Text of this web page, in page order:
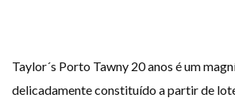
Taylor´s Porto Tawny 20 anos é um
delicadamente constituído a partir de